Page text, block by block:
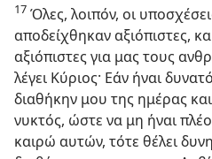
17 Όλες, λοιπόν, οι
αποδείχθηκαν αξιόπιστες,
αξιόπιστες για μας τους
λέγει Κύριος· Εάν ήναι
διαθήκην μου της ημέρας
νυκτός, ώστε να μη ήναι
καιρώ αυτών, τότε θέλει